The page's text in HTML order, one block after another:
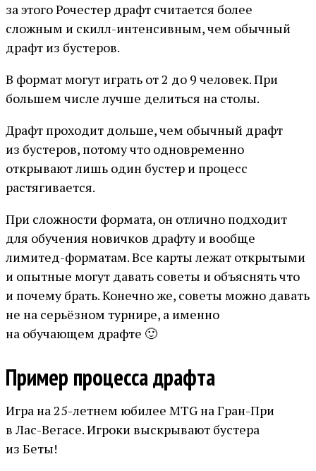
за этого Рочестер драфт считается более
сложным и скилл-интенсивным, чем обычный
драфт из бустеров.
В формат могут играть от 2 до 9 человек. При
большем числе лучше делиться на столы.
Драфт проходит дольше, чем обычный драфт
из бустеров, потому что одновременно
открывают лишь один бустер и процесс
растягивается.
При сложности формата, он отлично подходит
для обучения новичков драфту и вообще
лимитед-форматам. Все карты лежат открытыми
и опытные могут давать советы и объяснять что
и почему брать. Конечно же, советы можно давать
не на серьёзном турнире, а именно
на обучающем драфте 🙂
Пример процесса драфта
Игра на 25-летнем юбилее MTG на Гран-При
в Лас-Вегасе. Игроки выскрывают бустера
из Беты!